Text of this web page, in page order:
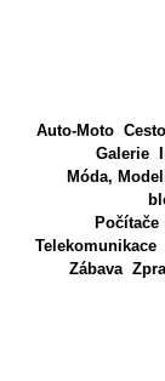
Auto-Moto
Galerie
Móda,
Počítače
Telekomunikace
Zábava